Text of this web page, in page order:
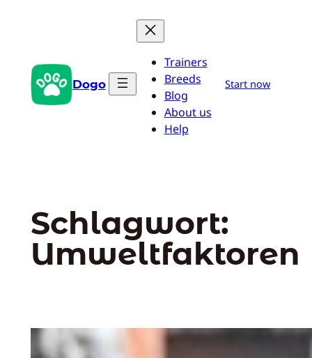
Dogo
Trainers
Breeds
Blog
About us
Help
Start now
Schlagwort:
Umweltfaktoren